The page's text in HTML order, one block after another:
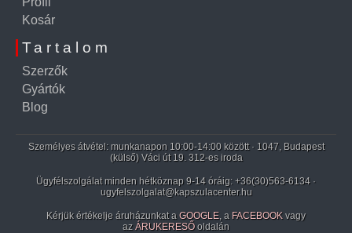
Kosár
Tartalom
Szerzők
Gyártók
Blog
Személyes átvétel: munkanapon 10:00-14:00 között · 1047, Budapest
(külső) Váci út 19. 312-es iroda
Ügyfélszolgálat minden hétköznap 9-14 óráig: +36(30)563-6134 ·
ugyfelszolgalat@kapszulacenter.hu
Kérjük értékelje áruházunkat a GOOGLE, a FACEBOOK vagy
az ÁRUKERESŐ oldalán